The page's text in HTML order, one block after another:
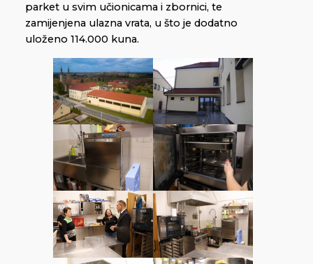
parket u svim učionicama i zbornici, te
zamijenjena ulazna vrata, u što je dodatno
uloženo 114.000 kuna.